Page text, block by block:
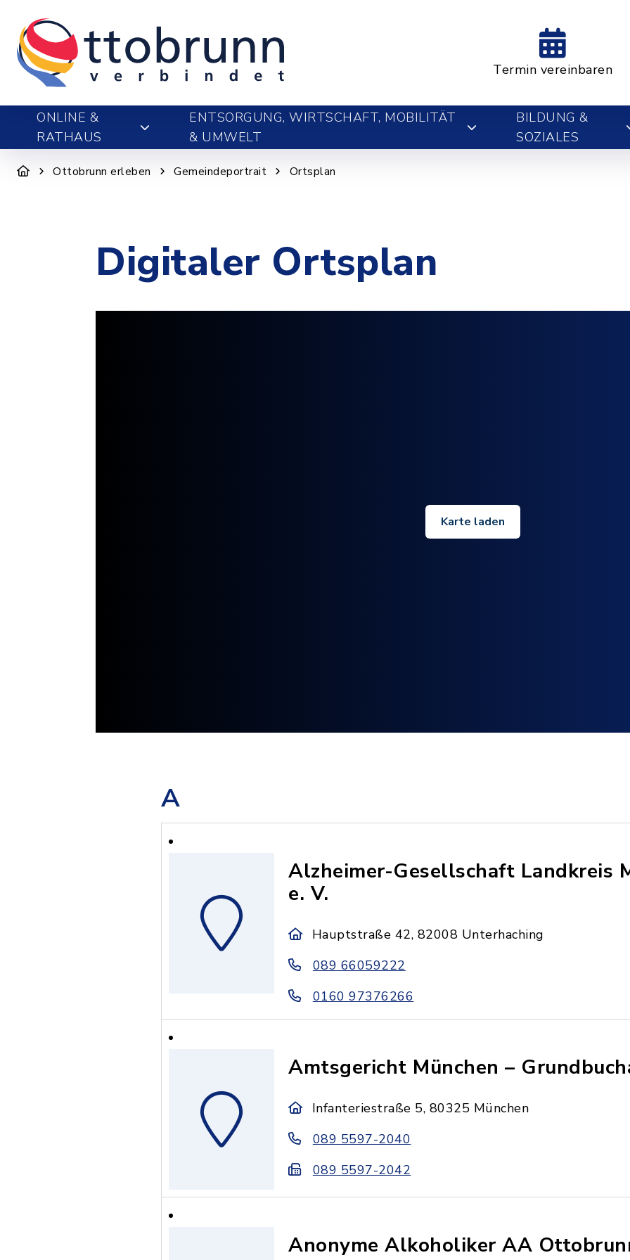
Termin vereinbaren
ONLINE &
RATHAUS
ENTSORGUNG, WIRTSCHAFT, MOBILITÄT
& UMWELT
BILDUNG &
SOZIALES
Ottobrunn erleben Gemeindeportrait Ortsplan
Digitaler Ortsplan
Karte laden
A
Alzheimer-Gesellschaft Landkreis
e. V.
Hauptstraße 42, 82008 Unterhaching
089 66059222
0160 97376266
Amtsgericht München –
Infanteriestraße 5, 80325 München
089 5597-2040
089 5597-2042
Anonyme Alkoholiker AA